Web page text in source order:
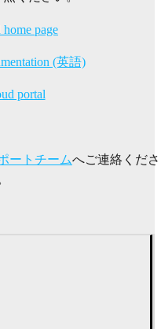
page
(英語)
portal
ートチームへご連絡くださ